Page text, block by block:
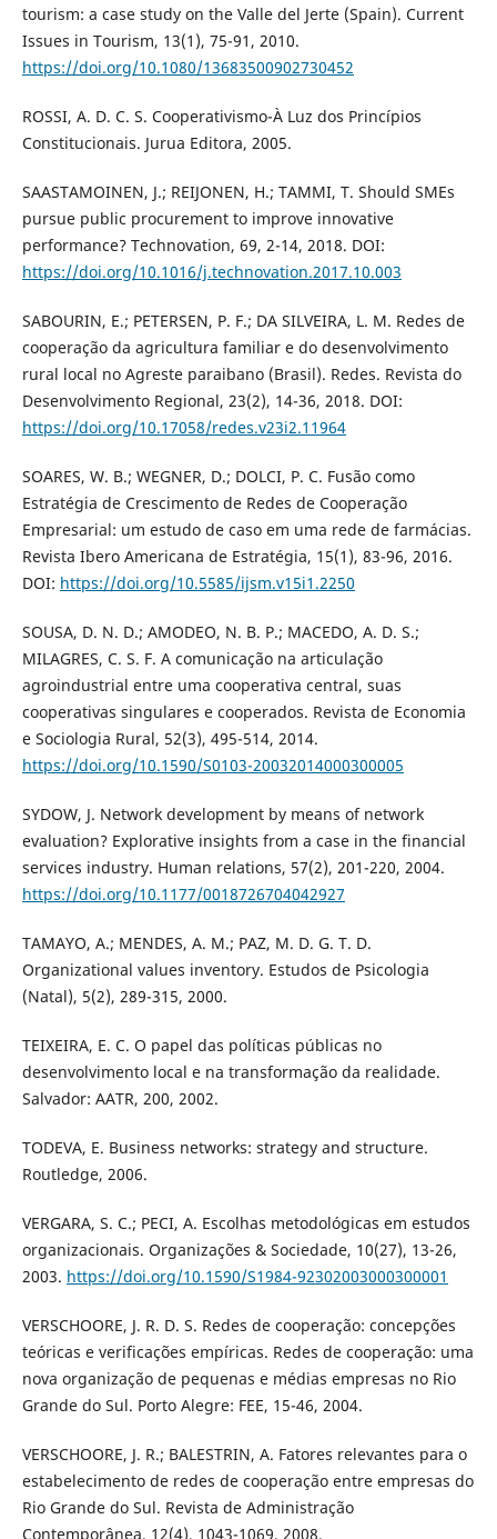
tourism: a case study on the Valle del Jerte (Spain). Current
Issues in Tourism, 13(1), 75-91, 2010.
https://doi.org/10.1080/13683500902730452
ROSSI, A. D. C. S. Cooperativismo-À Luz dos Princípios
Constitucionais. Jurua Editora, 2005.
SAASTAMOINEN, J.; REIJONEN, H.; TAMMI, T. Should SMEs
pursue public procurement to improve innovative
performance? Technovation, 69, 2-14, 2018. DOI:
https://doi.org/10.1016/j.technovation.2017.10.003
SABOURIN, E.; PETERSEN, P. F.; DA SILVEIRA, L. M. Redes de
cooperação da agricultura familiar e do desenvolvimento
rural local no Agreste paraibano (Brasil). Redes. Revista do
Desenvolvimento Regional, 23(2), 14-36, 2018. DOI:
https://doi.org/10.17058/redes.v23i2.11964
SOARES, W. B.; WEGNER, D.; DOLCI, P. C. Fusão como
Estratégia de Crescimento de Redes de Cooperação
Empresarial: um estudo de caso em uma rede de farmácias.
Revista Ibero Americana de Estratégia, 15(1), 83-96, 2016.
DOI: https://doi.org/10.5585/ijsm.v15i1.2250
SOUSA, D. N. D.; AMODEO, N. B. P.; MACEDO, A. D. S.;
MILAGRES, C. S. F. A comunicação na articulação
agroindustrial entre uma cooperativa central, suas
cooperativas singulares e cooperados. Revista de Economia
e Sociologia Rural, 52(3), 495-514, 2014.
https://doi.org/10.1590/S0103-20032014000300005
SYDOW, J. Network development by means of network
evaluation? Explorative insights from a case in the financial
services industry. Human relations, 57(2), 201-220, 2004.
https://doi.org/10.1177/0018726704042927
TAMAYO, A.; MENDES, A. M.; PAZ, M. D. G. T. D.
Organizational values inventory. Estudos de Psicologia
(Natal), 5(2), 289-315, 2000.
TEIXEIRA, E. C. O papel das políticas públicas no
desenvolvimento local e na transformação da realidade.
Salvador: AATR, 200, 2002.
TODEVA, E. Business networks: strategy and structure.
Routledge, 2006.
VERGARA, S. C.; PECI, A. Escolhas metodológicas em estudos
organizacionais. Organizações & Sociedade, 10(27), 13-26,
2003. https://doi.org/10.1590/S1984-92302003000300001
VERSCHOORE, J. R. D. S. Redes de cooperação: concepções
teóricas e verificações empíricas. Redes de cooperação: uma
nova organização de pequenas e médias empresas no Rio
Grande do Sul. Porto Alegre: FEE, 15-46, 2004.
VERSCHOORE, J. R.; BALESTRIN, A. Fatores relevantes para o
estabelecimento de redes de cooperação entre empresas do
Rio Grande do Sul. Revista de Administração
Contemporânea, 12(4), 1043-1069, 2008.